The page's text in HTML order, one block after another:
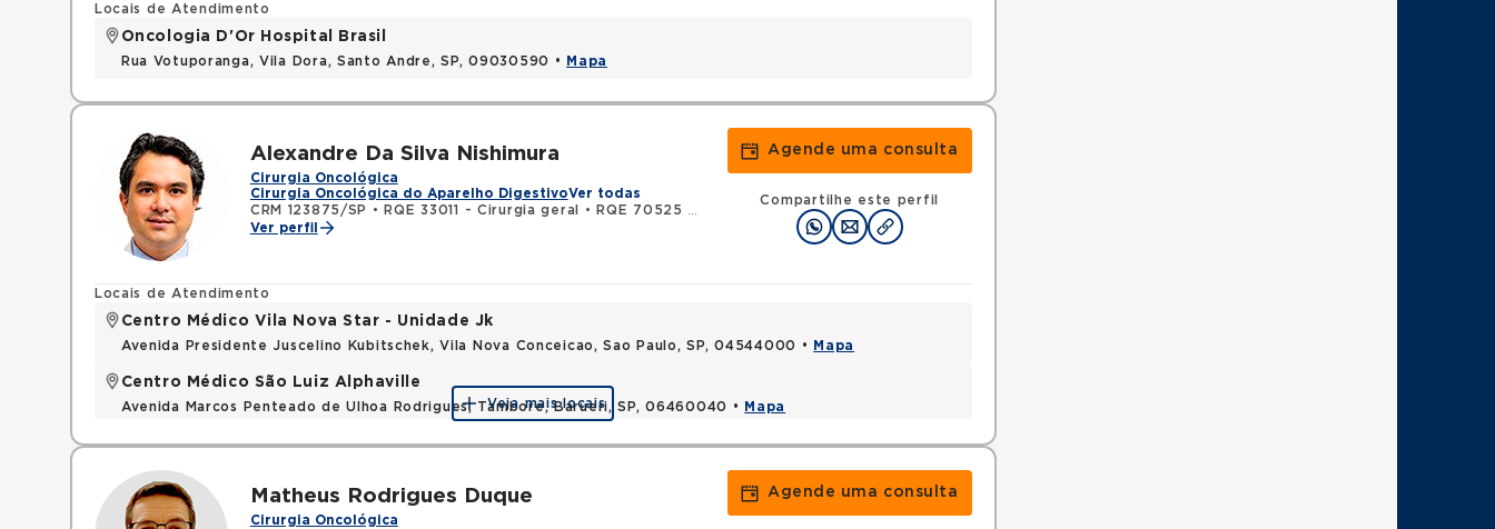
Locais de Atendimento
Oncologia D'Or Hospital Brasil
Rua Votuporanga, Vila Dora, Santo Andre, SP, 09030590 • Mapa
Alexandre Da Silva Nishimura
Cirurgia Oncológica
Cirurgia Oncológica do Aparelho DigestivoVer todas
CRM 123875/SP
• RQE 33011 - Cirurgia geral •
RQE 70525 - Coloproctologia
Ver perfil
Agende uma consulta
Compartilhe este perfil
Locais de Atendimento
Centro Médico Vila Nova Star - Unidade Jk
Avenida Presidente Juscelino Kubitschek, Vila Nova Conceicao, Sao Paulo, SP, 04544000 • Mapa
Centro Médico São Luiz Alphaville
Avenida Marcos Penteado de Ulhoa Rodrigues, Tambore, Barueri, SP, 06460040 • Mapa
Veja mais locais
Matheus Rodrigues Duque
Cirurgia Oncológica
Agende uma consulta